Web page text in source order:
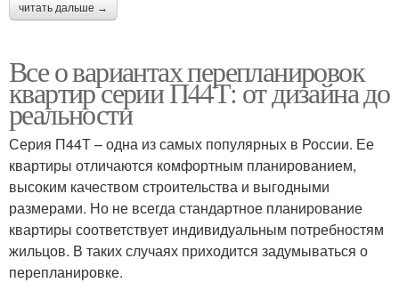
читать дальше →
Все о вариантах перепланировок
квартир серии П44Т: от дизайна до
реальности
Серия П44Т – одна из самых популярных в России. Ее
квартиры отличаются комфортным планированием,
высоким качеством строительства и выгодными
размерами. Но не всегда стандартное планирование
квартиры соответствует индивидуальным потребностям
жильцов. В таких случаях приходится задумываться о
перепланировке.